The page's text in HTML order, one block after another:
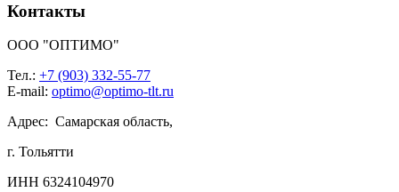
Контакты
ООО "ОПТИМО"
Тел.: +7 (903) 332-55-77
E-mail: optimo@optimo-tlt.ru
Адрес: Самарская область,
г. Тольятти
ИНН 6324104970